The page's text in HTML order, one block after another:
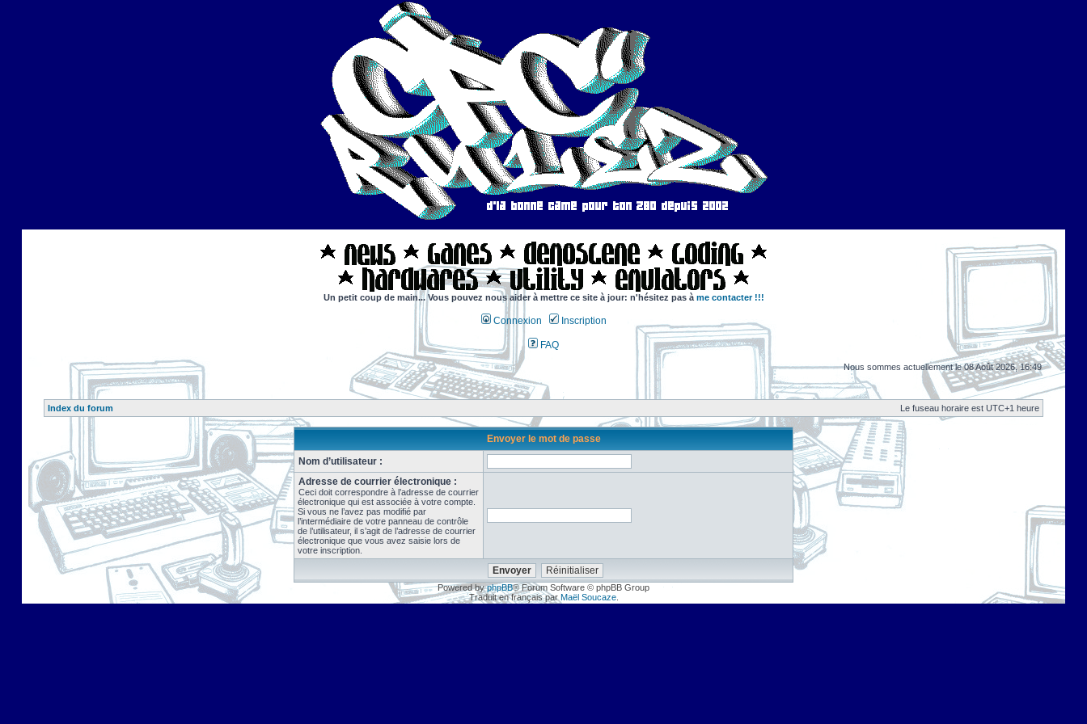
Un petit coup de main... Vous pouvez nous aider à mettre ce site à jour: n'hésitez pas à me contacter !!!
Connexion Inscription
FAQ
Nous sommes actuellement le 08 Août 2026, 16:49
Index du forum Le fuseau horaire est UTC+1 heure
Envoyer le mot de passe
Nom d’utilisateur :
Adresse de courrier électronique :
Ceci doit correspondre à l’adresse de courrier
électronique qui est associée à votre compte.
Si vous ne l’avez pas modifié par
l’intermédiaire de votre panneau de contrôle
de l’utilisateur, il s’agit de l’adresse de courrier
électronique que vous avez saisie lors de
votre inscription.
Powered byphpBB® Forum Software © phpBB Group
Traduit en français par Maël Soucaze.